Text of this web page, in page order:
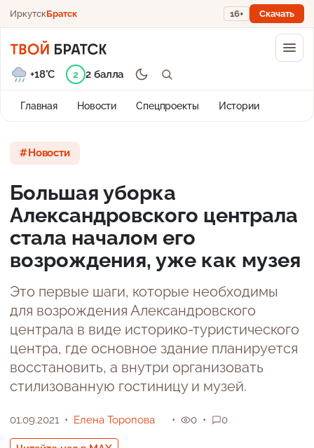
ИркутскБратск 16+ Скачать
Главная Новости Спецпроекты Истории
+18°C 2 2 балла
Новости
Большая уборка
Александровского централа
стала началом его
возрождения, уже как музея
Это первые шаги, которые необходимы
для возрождения Александровского
централа в виде историко-туристического
центра, где основное здание планируется
восстановить, а внутри организовать
стилизованную гостиницу и музей.
01.09.2021 Елена Торопова 0 0